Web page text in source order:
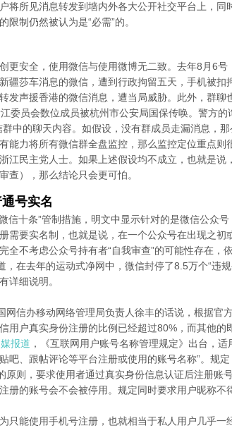
将所见消息转发到墙内外各大公开社交平台上，同
限制仍然被认为是“必需”的。
更安全，使用微信与使用微博无二致。去年8月6号
疆莎车消息的微信，遭到行政拘留五天，手机被扣
发声援香港的微信消息，遭当局威胁。此外，群聊
委员会数位成员被杭州市公安局国保传唤。警方的
群中的聊天内容。如假设，没有群成员走漏消息，
能力将所有微信群全盘监控，那么监控定位重点则
江民主党人士。如果上述假设均不成立，也就是说
查），那么结论只会更可怕。
号实名
信十条”管制措施，明文中显示针对的是微信公众
需要实名制，也就是说，在一个公众号在出现之
全不考虑公众号持有者“自我审查”的可能性存在，
，在去年的运动式净网中，微信封停了8.5万个“违
详细说明。
网信办移动网络管理局负责人徐丰的话说，根据官
用户真实身份注册的比例已经超过80%，而其他的
报道 ，《互联网用户账号名称管理规定》出台，适
吧、跟帖评论等平台注册或使用的账号名称”。规
原则，要求使用者通过真实身份信息认证后注册账
册的账号会不会被停用。规定同时要求用户昵称不
只能使用手机号注册，也就相当于私人用户几乎一